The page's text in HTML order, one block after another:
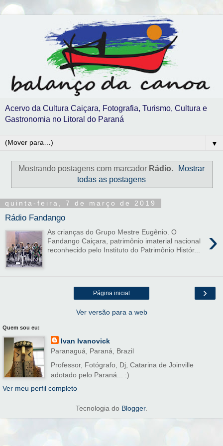
Acervo da Cultura Caiçara, Fotografia, Turismo, Cultura e
Gastronomia no Litoral do Paraná
▼
Mostrando postagens com marcador Rádio.
Mostrar
todas as postagens
quinta-feira, 7 de março de 2019
Rádio Fandango
›
As crianças do Grupo Mestre Eugênio. O
Fandango Caiçara, patrimônio imaterial nacional
reconhecido pelo Instituto do Patrimônio Histór...
›
Página inicial
Ver versão para a web
Quem sou eu:
Ivan Ivanovick
Paranaguá, Paraná, Brazil
Professor, Fotógrafo, Dj, Catarina de Joinville
adotado pelo Paraná... :)
Ver meu perfil completo
Tecnologia do Blogger.